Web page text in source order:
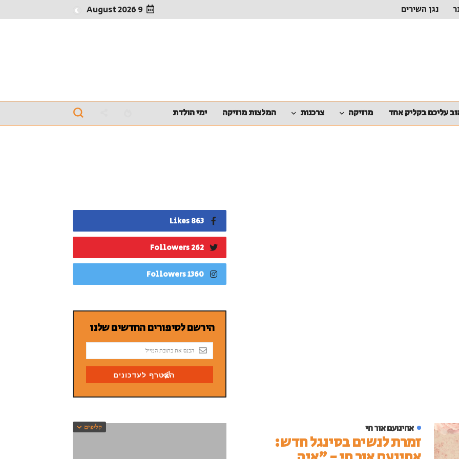
נגן השירים 9 August 2026
עליכם בקליק אחד מוזיקה צרכנות המלצות מוזיקה ימי הולדת
אחינועם אור חי
זמרת לנשים בסינגל חדש:
863 Likes
262 Followers
1360 Followers
קליפים